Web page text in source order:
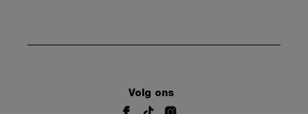
Volg ons